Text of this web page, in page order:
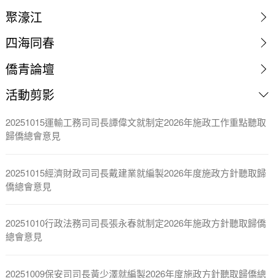
聚濠江
四海同春
僑青論壇
活動剪影
20251015運輸工務司司長譚偉文就制定2026年施政工作重點聽取
歸僑總會意見
20251015經濟財政司司長戴建業就編製2026年度施政方針聽取歸
僑總會意見
20251010行政法務司司長張永春就制定2026年施政方針聽取歸僑
總會意見
20251009保安司司長黃少澤就編製2026年度施政方針聽取歸僑總